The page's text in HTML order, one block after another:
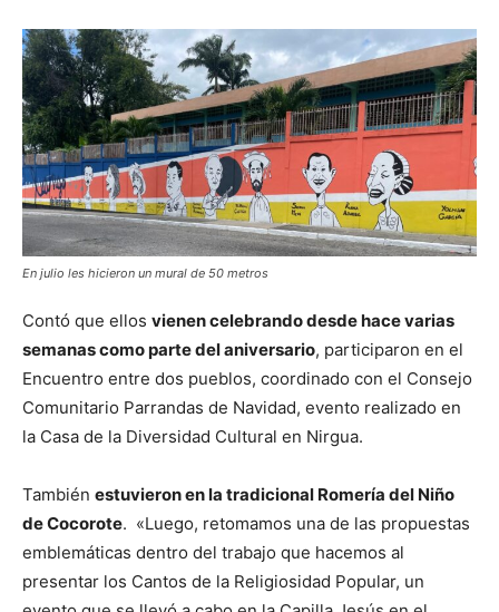
En julio les hicieron un mural de 50 metros
Contó que ellos vienen celebrando desde hace varias
semanas como parte del aniversario, participaron en el
Encuentro entre dos pueblos, coordinado con el Consejo
Comunitario Parrandas de Navidad, evento realizado en
la Casa de la Diversidad Cultural en Nirgua.
También estuvieron en la tradicional Romería del Niño
de Cocorote. «Luego, retomamos una de las propuestas
emblemáticas dentro del trabajo que hacemos al
presentar los Cantos de la Religiosidad Popular, un